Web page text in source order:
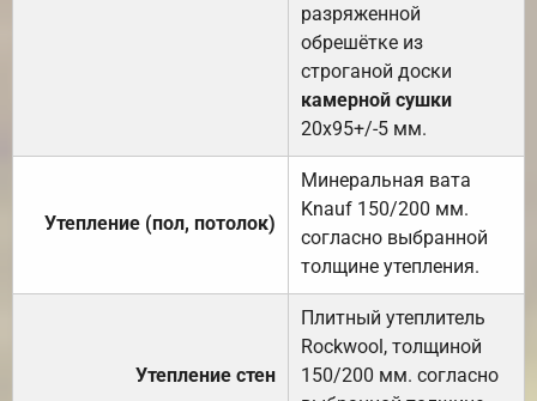
разряженной
обрешётке из
строганой доски
камерной сушки
20х95+/-5 мм.
Утепление (пол, потолок)
Минеральная вата
Knauf 150/200 мм.
согласно выбранной
толщине утепления.
Утепление стен
Плитный утеплитель
Rockwool, толщиной
150/200 мм. согласно